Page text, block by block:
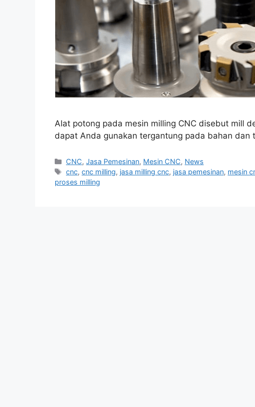
Alat potong pada mesin milling CNC disebut mill
dapat Anda gunakan tergantung pada bahan dan
Categories
CNC,Jasa Pemesinan, Mesin CNC, News
Tags
cnc,cnc milling, jasa milling cnc, jasa pemesinan, mesin
proses milling